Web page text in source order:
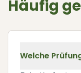
Häufig
Welche